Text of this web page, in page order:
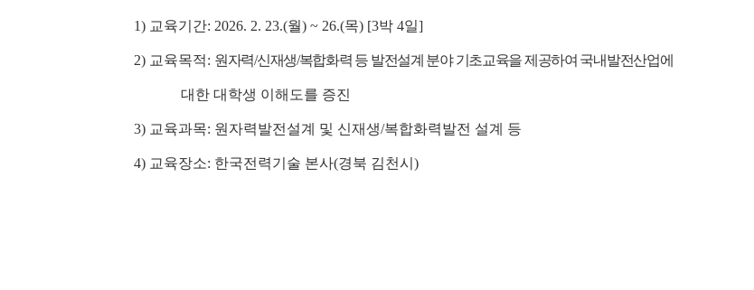
1) 교육기간: 2026. 2. 23.(월) ~ 26.(목) [3박 4일]
2) 교육목적: 원자력/신재생/복합화력 등 발전설계 분야 기초교육을 제공하여 국내발전산업에
대한 대학생 이해도를 증진
3) 교육과목: 원자력발전설계 및 신재생/복합화력발전 설계 등
4) 교육장소: 한국전력기술 본사(경북 김천시)